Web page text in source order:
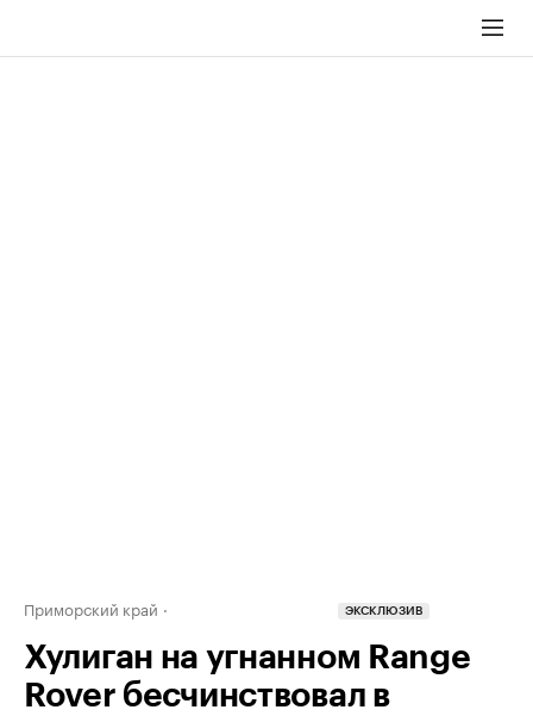
Приморский край ЭКСКЛЮЗИВ
Хулиган на угнанном Range
Rover бесчинствовал в